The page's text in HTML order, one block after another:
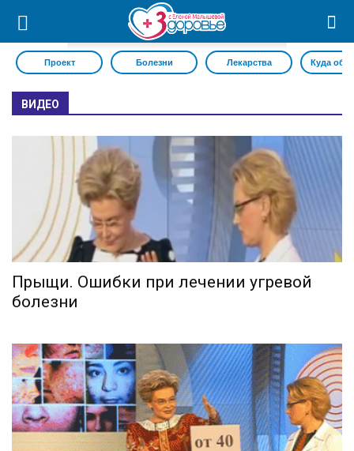
Проект Болезни Лекарства Куда
ВИДЕО
Прыщи. Ошибки при лечении угревой
болезни